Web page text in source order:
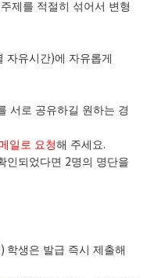
제를 적절히 섞어서 변형
자유시간)에 자유롭게
서로 공유하길 원하는 경
일로 요청해 주세요.
인되었다면 2명의 명단을
) 학생은 발급 즉시 제출해